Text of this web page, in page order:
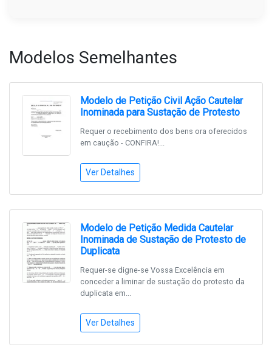
Modelos Semelhantes
Modelo de Petição Civil Ação Cautelar
Inominada para Sustação de Protesto
Requer o recebimento dos bens ora oferecidos
em caução - CONFIRA!...
Ver Detalhes
Modelo de Petição Medida Cautelar
Inominada de Sustação de Protesto de
Duplicata
Requer-se digne-se Vossa Excelência em
conceder a liminar de sustação do protesto da
duplicata em...
Ver Detalhes